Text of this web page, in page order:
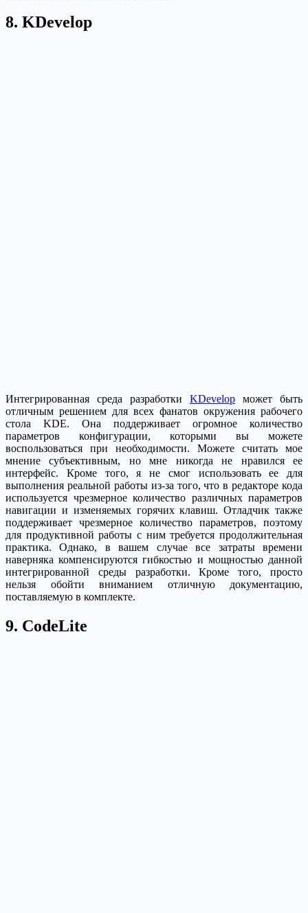
8. KDevelop
Интегрированная среда разработки KDevelop может быть
отличным решением для всех фанатов окружения рабочего
стола KDE. Она поддерживает огромное количество
параметров конфигурации, которыми вы можете
воспользоваться при необходимости. Можете считать мое
мнение субъективным, но мне никогда не нравился ее
интерфейс. Кроме того, я не смог использовать ее для
выполнения реальной работы из-за того, что в редакторе кода
используется чрезмерное количество различных параметров
навигации и изменяемых горячих клавиш. Отладчик также
поддерживает чрезмерное количество параметров, поэтому
для продуктивной работы с ним требуется продолжительная
практика. Однако, в вашем случае все затраты времени
наверняка компенсируются гибкостью и мощностью данной
интегрированной среды разработки. Кроме того, просто
нельзя обойти вниманием отличную документацию,
поставляемую в комплекте.
9. CodeLite